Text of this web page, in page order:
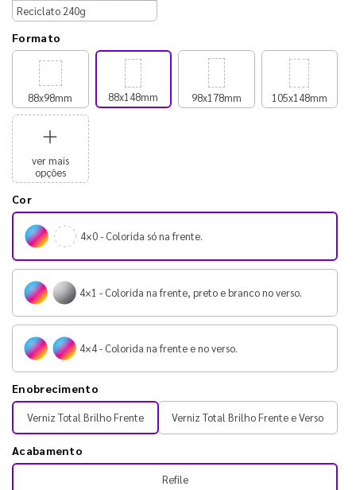
Reciclato 240g
Formato
88x98mm 88x148mm 98x178mm 105x148mm
ver mais
opções
Cor
4×0 - Colorida só na frente.
4×1 - Colorida na frente, preto e branco no verso.
4×4 - Colorida na frente e no verso.
Enobrecimento
Verniz Total Brilho Frente Verniz Total Brilho Frente e Verso
Acabamento
Refile